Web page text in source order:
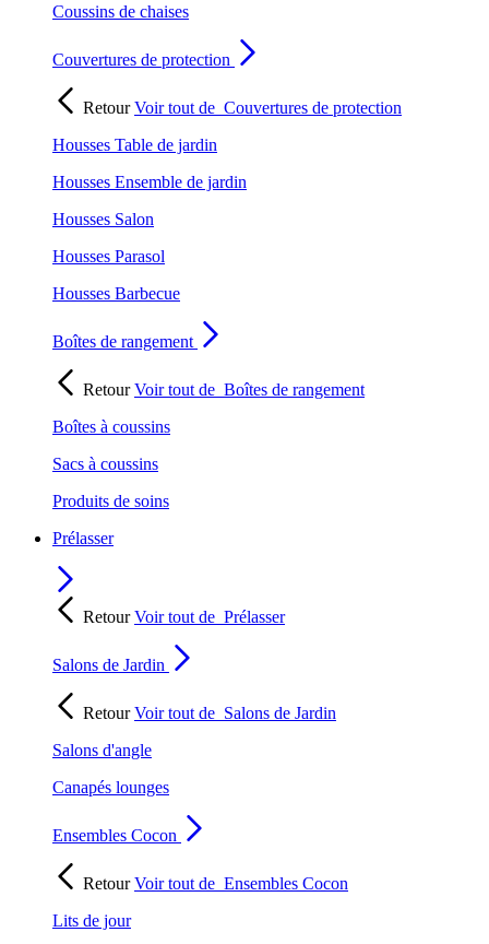
Coussins de chaises
Couvertures de protection
RetourVoir tout de Couvertures de protection
Housses Table de jardin
Housses Ensemble de jardin
Housses Salon
Housses Parasol
Housses Barbecue
Boîtes de rangement
RetourVoir tout de Boîtes de rangement
Boîtes à coussins
Sacs à coussins
Produits de soins
Prélasser
RetourVoir tout de Prélasser
Salons de Jardin
RetourVoir tout de Salons de Jardin
Salons d'angle
Canapés lounges
Ensembles Cocon
RetourVoir tout de Ensembles Cocon
Lits de jour